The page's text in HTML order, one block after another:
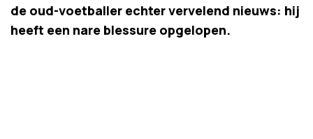
de oud-voetballer echter vervelend nieuws: hij
heeft een nare blessure opgelopen.